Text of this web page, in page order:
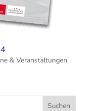
& Veranstaltungen
Suchen